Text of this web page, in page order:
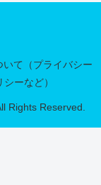
いて（プライバシー
シーなど）
Rights Reserved.